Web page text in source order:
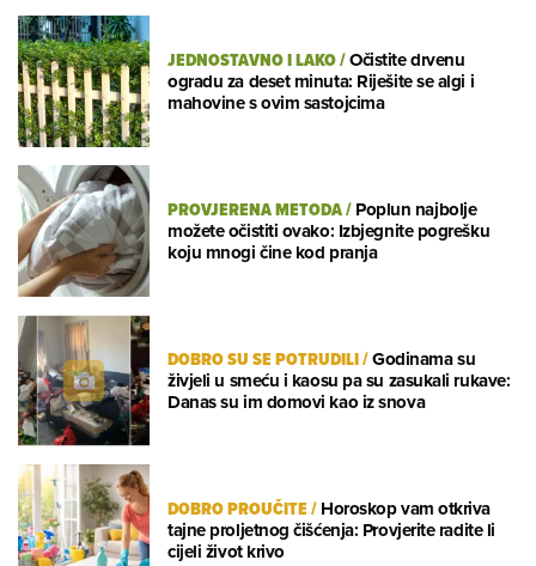
JEDNOSTAVNO I LAKO/Očistite drvenu
ogradu za deset minuta: Riješite se algi i
mahovine s ovim sastojcima
PROVJERENA METODA/Poplun najbolje
možete očistiti ovako: Izbjegnite pogrešku
koju mnogi čine kod pranja
DOBRO SU SE POTRUDILI/Godinama su
živjeli u smeću i kaosu pa su zasukali rukave:
Danas su im domovi kao iz snova
DOBRO PROUČITE/Horoskop vam otkriva
tajne proljetnog čišćenja: Provjerite radite li
cijeli život krivo